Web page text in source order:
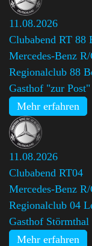
11.08.2026
Clubabend RT 88
Mercedes-Benz
Regionalclub 88
Gasthof "zur
Mehr erfahren
11.08.2026
Clubabend RT04
Mercedes-Benz
Regionalclub 04
Gasthof Störmthal
Mehr erfahren